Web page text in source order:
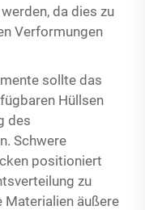
da dies zu
Verformungen
sollte das
Hüllsen
des
Schwere
positioniert
zu
Materialien äußere